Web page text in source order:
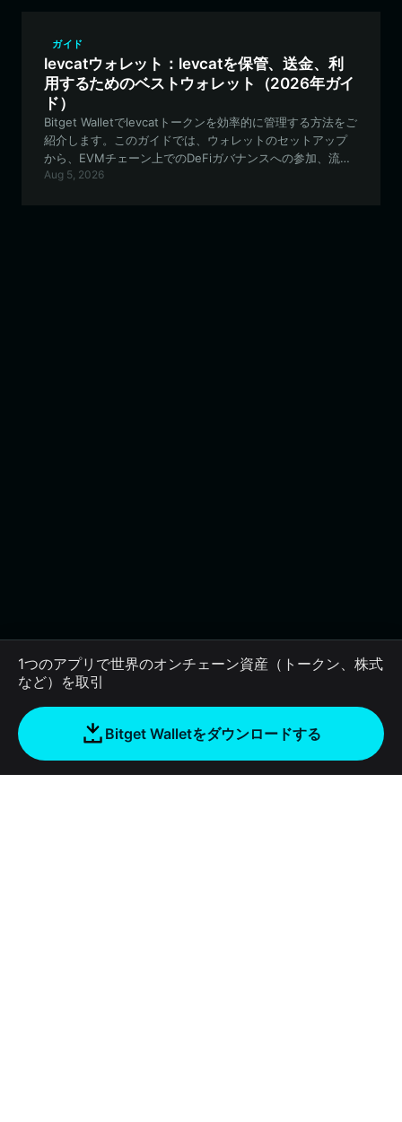
ガイド
levcatウォレット：levcatを保管、送金、利
用するためのベストウォレット（2026年ガイ
ド）
Bitget Walletでlevcatトークンを効率的に管理する方法をご
紹介します。このガイドでは、ウォレットのセットアップ
から、EVMチェーン上でのDeFiガバナンスへの参加、流動
性実験に至るまで、すべてを網羅しています。
Aug 5, 2026
1つのアプリで世界のオンチェーン資産（トークン、株式
など）を取引
Bitget Walletをダウンロードする